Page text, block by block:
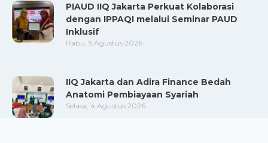
PIAUD IIQ Jakarta Perkuat Kolaborasi
dengan IPPAQI melalui Seminar PAUD
Inklusif
Rabu, 5 Agustus 2026
IIQ Jakarta dan Adira Finance Bedah
Anatomi Pembiayaan Syariah
Selasa, 4 Agustus 2026